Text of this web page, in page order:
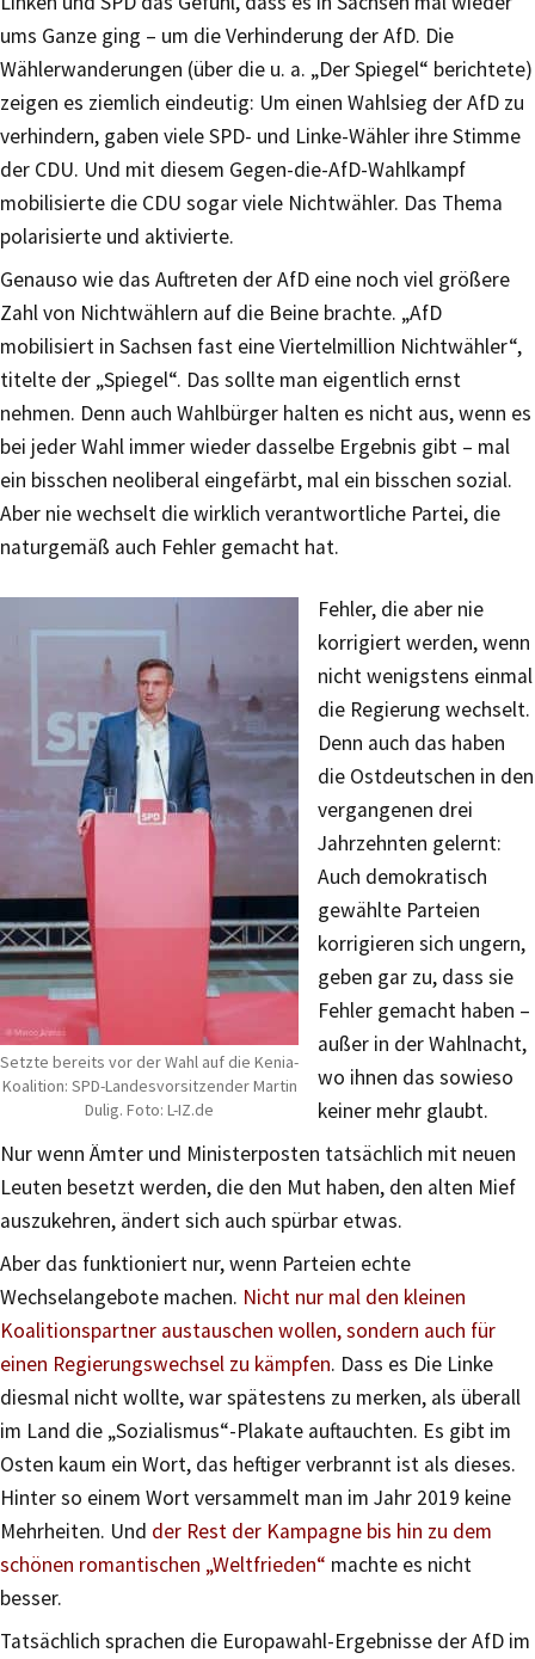
ums Ganze ging – um die Verhinderung der AfD. Die
Wählerwanderungen (über die u. a. „Der Spiegel“ berichtete)
zeigen es ziemlich eindeutig: Um einen Wahlsieg der AfD zu
verhindern, gaben viele SPD- und Linke-Wähler ihre Stimme
der CDU. Und mit diesem Gegen-die-AfD-Wahlkampf
mobilisierte die CDU sogar viele Nichtwähler. Das Thema
polarisierte und aktivierte.
Genauso wie das Auftreten der AfD eine noch viel größere
Zahl von Nichtwählern auf die Beine brachte. „AfD
mobilisiert in Sachsen fast eine Viertelmillion Nichtwähler“,
titelte der „Spiegel“. Das sollte man eigentlich ernst
nehmen. Denn auch Wahlbürger halten es nicht aus, wenn es
bei jeder Wahl immer wieder dasselbe Ergebnis gibt – mal
ein bisschen neoliberal eingefärbt, mal ein bisschen sozial.
Aber nie wechselt die wirklich verantwortliche Partei, die
naturgemäß auch Fehler gemacht hat.
Setzte bereits vor der Wahl auf die Kenia-
Koalition: SPD-Landesvorsitzender Martin
Dulig. Foto: L-IZ.de
Fehler, die aber nie
korrigiert werden, wenn
nicht wenigstens einmal
die Regierung wechselt.
Denn auch das haben
die Ostdeutschen in den
vergangenen drei
Jahrzehnten gelernt:
Auch demokratisch
gewählte Parteien
korrigieren sich ungern,
geben gar zu, dass sie
Fehler gemacht haben –
außer in der Wahlnacht,
wo ihnen das sowieso
keiner mehr glaubt.
Nur wenn Ämter und Ministerposten tatsächlich mit neuen
Leuten besetzt werden, die den Mut haben, den alten Mief
auszukehren, ändert sich auch spürbar etwas.
Aber das funktioniert nur, wenn Parteien echte
Wechselangebote machen. Nicht nur mal den kleinen
Koalitionspartner austauschen wollen, sondern auch für
einen Regierungswechsel zu kämpfen. Dass es Die Linke
diesmal nicht wollte, war spätestens zu merken, als überall
im Land die „Sozialismus“-Plakate auftauchten. Es gibt im
Osten kaum ein Wort, das heftiger verbrannt ist als dieses.
Hinter so einem Wort versammelt man im Jahr 2019 keine
Mehrheiten. Und der Rest der Kampagne bis hin zu dem
schönen romantischen „Weltfrieden“ machte es nicht
besser.
Tatsächlich sprachen die Europawahl-Ergebnisse der AfD im